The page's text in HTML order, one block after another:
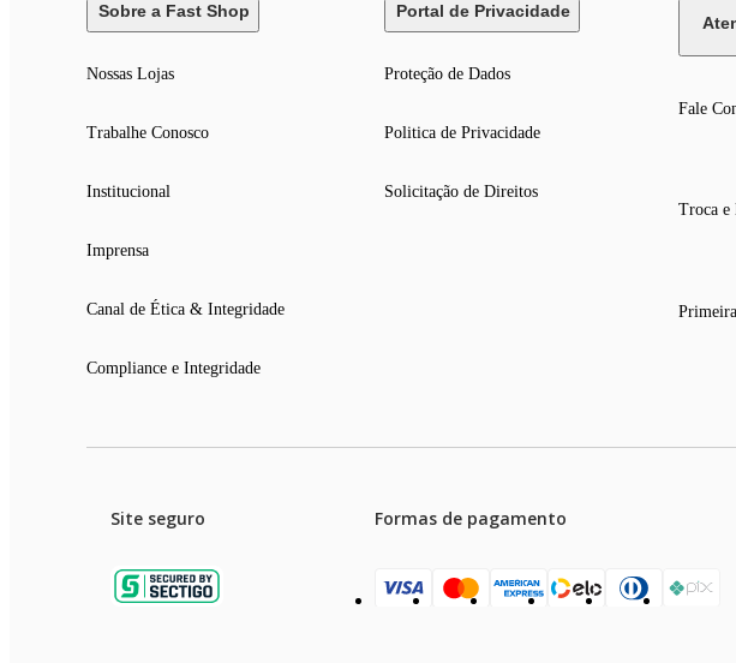
Sobre a Fast Shop
Nossas Lojas
Trabalhe Conosco
Institucional
Imprensa
Canal de Ética & Integridade
Compliance e Integridade
Portal de Privacidade
Proteção de Dados
Politica de Privacidade
Solicitação de Direitos
Fale
Troca e
Site seguro Formas de pagamento